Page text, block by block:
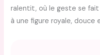
ralentit, où le geste se fait
à une figure royale, douce